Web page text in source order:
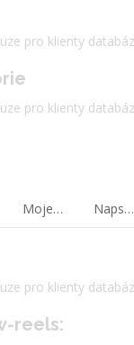
pro klienty
pro klienty
Moje poznámky Napsat zprávu
pro klienty
reels: